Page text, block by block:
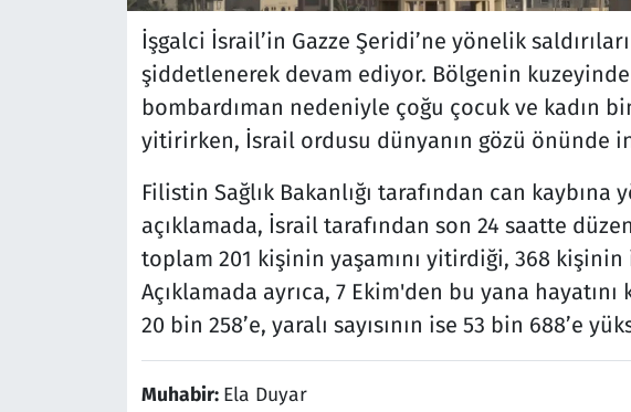
İşgalci İsrail’in Gazze Şeridi’ne yönelik
şiddetlenerek devam ediyor. Bölgenin
bombardıman nedeniyle çoğu çocuk ve kadın
yitirirken, İsrail ordusu dünyanın gözü önünde
Filistin Sağlık Bakanlığı tarafından can kaybına
açıklamada, İsrail tarafından son 24 saatte
toplam 201 kişinin yaşamını yitirdiği, 368 kişinin
Açıklamada ayrıca, 7 Ekim'den bu yana hayatını
20 bin 258’e, yaralı sayısının ise 53 bin 688’e
Muhabir: Ela Duyar